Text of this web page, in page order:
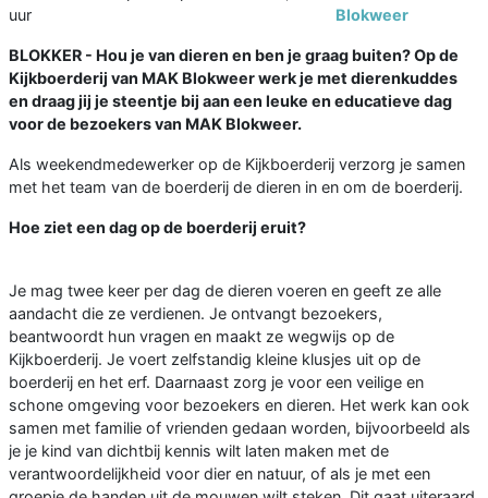
uur
Blokweer
BLOKKER - Hou je van dieren en ben je graag buiten? Op de
Kijkboerderij van MAK Blokweer werk je met dierenkuddes
en draag jij je steentje bij aan een leuke en educatieve dag
voor de bezoekers van MAK Blokweer.
Als weekendmedewerker op de Kijkboerderij verzorg je samen
met het team van de boerderij de dieren in en om de boerderij.
Hoe ziet een dag op de boerderij eruit?
Je mag twee keer per dag de dieren voeren en geeft ze alle
aandacht die ze verdienen. Je ontvangt bezoekers,
beantwoordt hun vragen en maakt ze wegwijs op de
Kijkboerderij. Je voert zelfstandig kleine klusjes uit op de
boerderij en het erf. Daarnaast zorg je voor een veilige en
schone omgeving voor bezoekers en dieren. Het werk kan ook
samen met familie of vrienden gedaan worden, bijvoorbeeld als
je je kind van dichtbij kennis wilt laten maken met de
verantwoordelijkheid voor dier en natuur, of als je met een